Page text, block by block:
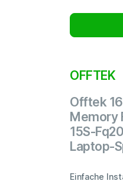
OFFTEK
Offtek
Memory
15S-
Laptop-
Einfache